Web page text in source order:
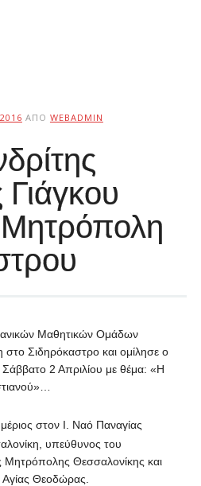
ΑΠΌ WEBADMIN
Μαθητικών Ομάδων
Σιδηρόκαστρο και ομίλησε ο
2 Απριλίου με θέμα: «Η
στον Ι. Ναό Παναγίας
υπεύθυνος του
Μητρόπολης Θεσσαλονίκης και
Θεοδώρας.